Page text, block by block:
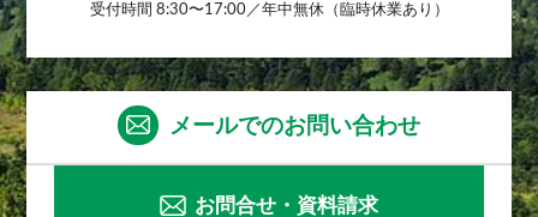
受付時間 8:30〜17:00／年中無休（臨時休業あり）
メールでのお問い合わせ
お問合せ・資料請求